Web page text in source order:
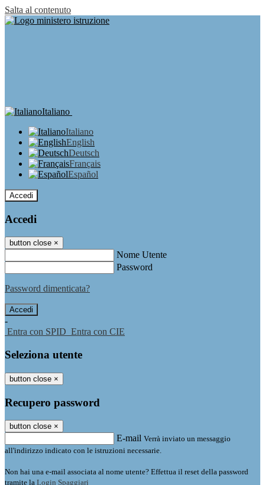
Salta al contenuto
Italiano
Italiano
English
Deutsch
Français
Español
Accedi
Accedi
button close ×
Nome Utente
Password
Password dimenticata?
-
Entra con SPID Entra con CIE
Seleziona utente
button close ×
Recupero password
button close ×
E-mail Verrà inviato un messaggio
all'indirizzo indicato con le istruzioni necessarie.
Non hai una e-mail associata al nome utente? Effettua il reset della password
tramite la Login Spaggiari